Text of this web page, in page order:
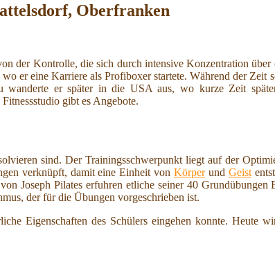
Oberfranken
der Kontrolle, die sich durch intensive Konzentration
er eine Karriere als Profiboxer startete. Während der Zeit
wanderte er später in die USA aus, wo kurze Zeit
gibt es Angebote.
sind. Der Trainingsschwerpunkt liegt auf der
verknüpft, damit eine Einheit von Körperund Geist
Joseph Pilates erfuhren etliche seiner 40 Grundübungen
der für die Übungen vorgeschrieben ist.
Eigenschaften des Schülers eingehen konnte. Heute